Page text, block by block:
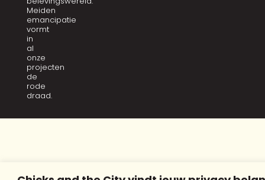
Meiden
emancipatie
vormt
in
al
onze
projecten
de
rode
draad.